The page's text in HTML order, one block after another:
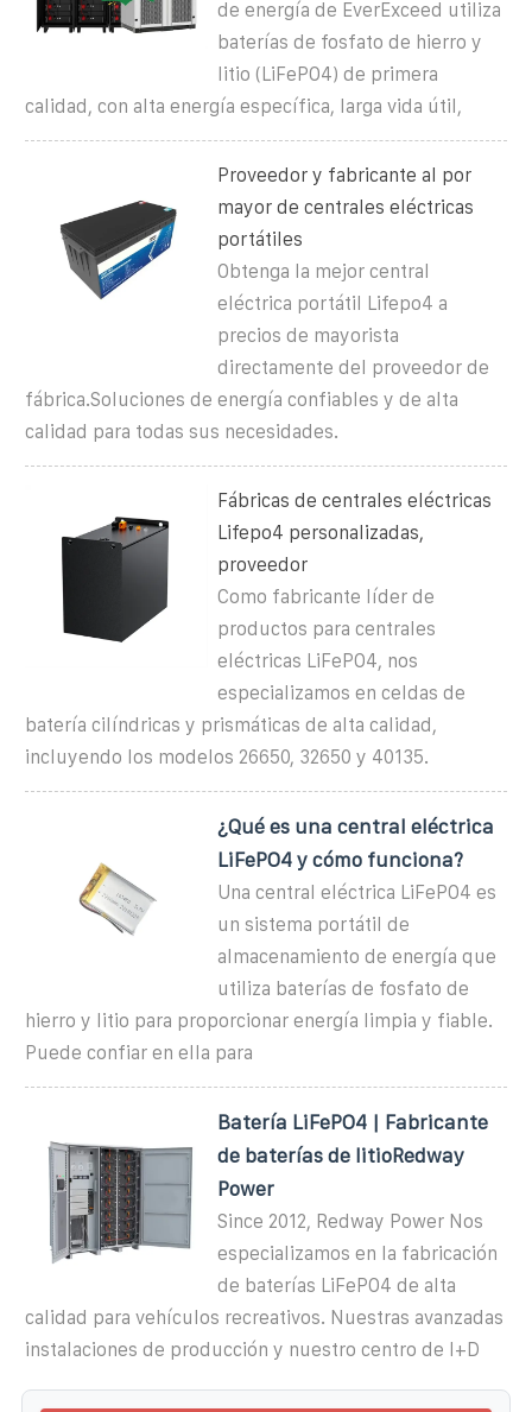
de energía de EverExceed utiliza
baterías de fosfato de hierro y
litio (LiFePO4) de primera
calidad, con alta energía específica, larga vida útil,
Proveedor y fabricante al por
mayor de centrales eléctricas
portátiles
Obtenga la mejor central
eléctrica portátil Lifepo4 a
precios de mayorista
directamente del proveedor de
fábrica.Soluciones de energía confiables y de alta
calidad para todas sus necesidades.
Fábricas de centrales eléctricas
Lifepo4 personalizadas,
proveedor
Como fabricante líder de
productos para centrales
eléctricas LiFePO4, nos
especializamos en celdas de
batería cilíndricas y prismáticas de alta calidad,
incluyendo los modelos 26650, 32650 y 40135.
¿Qué es una central eléctrica
LiFePO4 y cómo funciona?
Una central eléctrica LiFePO4 es
un sistema portátil de
almacenamiento de energía que
utiliza baterías de fosfato de
hierro y litio para proporcionar energía limpia y fiable.
Puede confiar en ella para
Batería LiFePO4 | Fabricante
de baterías de litioRedway
Power
Since 2012, Redway Power Nos
especializamos en la fabricación
de baterías LiFePO4 de alta
calidad para vehículos recreativos. Nuestras avanzadas
instalaciones de producción y nuestro centro de I+D